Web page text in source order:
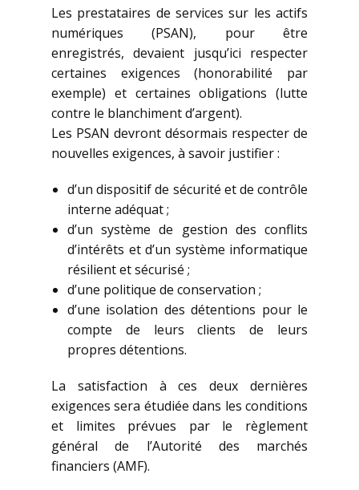
Les prestataires de services sur les actifs
numériques (PSAN), pour être
enregistrés, devaient jusqu’ici respecter
certaines exigences (honorabilité par
exemple) et certaines obligations (lutte
contre le blanchiment d’argent).
Les PSAN devront désormais respecter de
nouvelles exigences, à savoir justifier :
d’un dispositif de sécurité et de contrôle
interne adéquat ;
d’un système de gestion des conflits
d’intérêts et d’un système informatique
résilient et sécurisé ;
d’une politique de conservation ;
d’une isolation des détentions pour le
compte de leurs clients de leurs
propres détentions.
La satisfaction à ces deux dernières
exigences sera étudiée dans les conditions
et limites prévues par le règlement
général de l’Autorité des marchés
financiers (AMF).